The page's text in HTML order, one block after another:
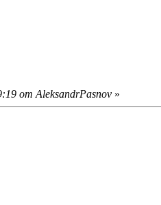
от AleksandrPasnov »